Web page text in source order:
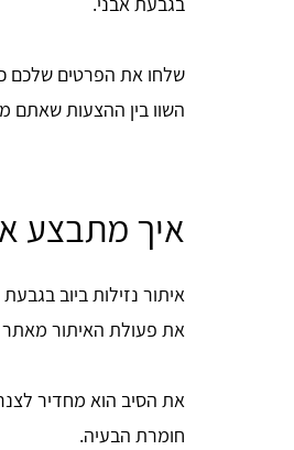
השוו בין ההצעות שאתם
איך מתבצע
איתור נזילות ביוב
את פעולת האיתור מאתר
את הסיב הוא מחדיר
חומרת הבעיה.